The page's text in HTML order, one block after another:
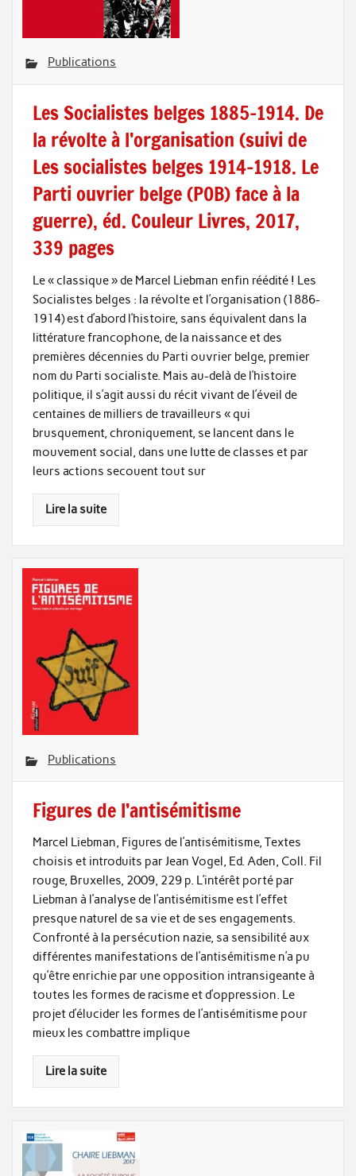
Publications
Les Socialistes belges 1885-1914. De
la révolte à l’organisation (suivi de
Les socialistes belges 1914-1918. Le
Parti ouvrier belge (POB) face à la
guerre), éd. Couleur Livres, 2017,
339 pages
Le « classique » de Marcel Liebman enfin réédité ! Les
Socialistes belges : la révolte et l’organisation (1886-
1914) est d’abord l’histoire, sans équivalent dans la
littérature francophone, de la naissance et des
premières décennies du Parti ouvrier belge, premier
nom du Parti socialiste. Mais au-delà de l’histoire
politique, il s’agit aussi du récit vivant de l’éveil de
centaines de milliers de travailleurs « qui
brusquement, chroniquement, se lancent dans le
mouvement social, dans une lutte de classes et par
leurs actions secouent tout sur
Lire la suite
Publications
Figures de l’antisémitisme
Marcel Liebman, Figures de l’antisémitisme, Textes
choisis et introduits par Jean Vogel, Ed. Aden, Coll. Fil
rouge, Bruxelles, 2009, 229 p. L’intérêt porté par
Liebman à l’analyse de l’antisémitisme est l’effet
presque naturel de sa vie et de ses engagements.
Confronté à la persécution nazie, sa sensibilité aux
différentes manifestations de l’antisémitisme n’a pu
qu’être enrichie par une opposition intransigeante à
toutes les formes de racisme et d’oppression. Le
projet d’élucider les formes de l’antisémitisme pour
mieux les combattre implique
Lire la suite